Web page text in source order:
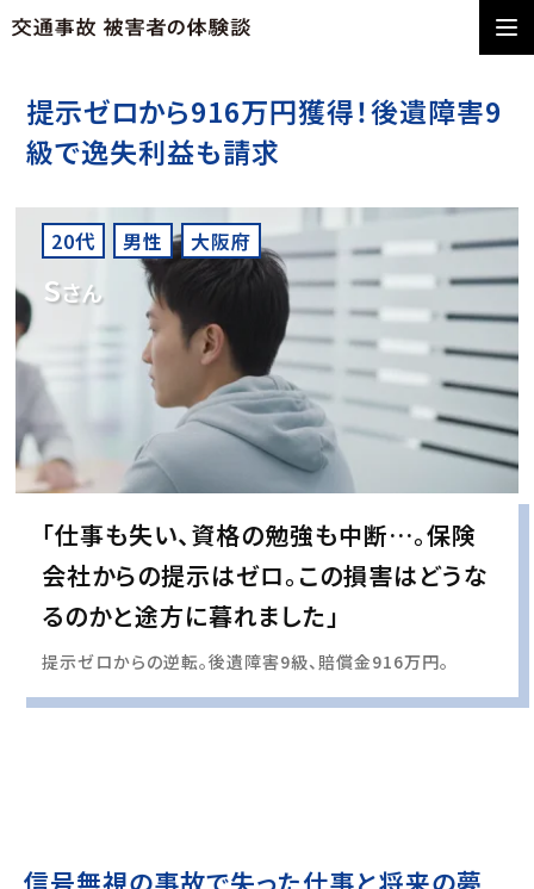
提示ゼロから916万円獲得！後遺障害9
級で逸失利益も請求
20代 男性 大阪府
Sさん
「仕事も失い、資格の勉強も中断…。保険
会社からの提示はゼロ。この損害はどうな
るのかと途方に暮れました」
提示ゼロからの逆転。後遺障害9級、賠償金916万円。
信号無視の事故で失った仕事と将来の夢